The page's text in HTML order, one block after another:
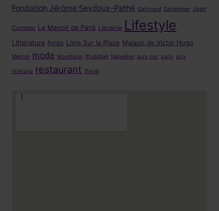
Fondation Jérôme Seydoux-Pathé Gallimard Gérardmer Jean
Cocteau Le Manoir de Paris Librairie Lifestyle
Littérature livres Livre Sur la Place Maison de Victor Hugo
Menton mode Mountains musique Napoléon ours noir paris prix
littéraire restaurant Travel